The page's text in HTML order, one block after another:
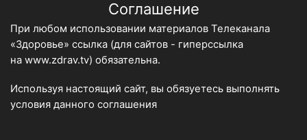
Соглашение
При любом использовании материалов Телеканала
«Здоровье» ссылка (для сайтов - гиперссылка
на www.zdrav.tv) обязательна.
Используя настоящий сайт, вы обязуетесь выполнять
условия данного соглашения